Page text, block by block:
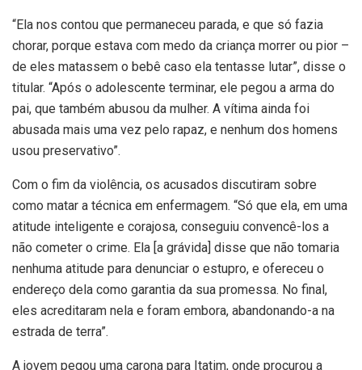
“Ela nos contou que permaneceu parada, e que só fazia
chorar, porque estava com medo da criança morrer ou pior –
de eles matassem o bebê caso ela tentasse lutar”, disse o
titular. “Após o adolescente terminar, ele pegou a arma do
pai, que também abusou da mulher. A vítima ainda foi
abusada mais uma vez pelo rapaz, e nenhum dos homens
usou preservativo”.
Com o fim da violência, os acusados discutiram sobre
como matar a técnica em enfermagem. “Só que ela, em uma
atitude inteligente e corajosa, conseguiu convencê-los a
não cometer o crime. Ela [a grávida] disse que não tomaria
nenhuma atitude para denunciar o estupro, e ofereceu o
endereço dela como garantia da sua promessa. No final,
eles acreditaram nela e foram embora, abandonando-a na
estrada de terra”.
A jovem pegou uma carona para Itatim, onde procurou a